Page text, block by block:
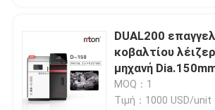
DUAL200
κοβαλτίου
μηχανή
λέιζερ τιτανίου
μετάλλων
MOQ：1
Τιμή：1000 USD/unit